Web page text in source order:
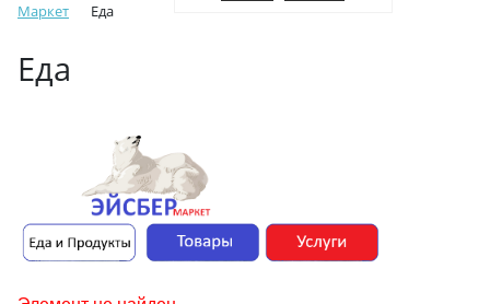
Маркет Еда
Еда